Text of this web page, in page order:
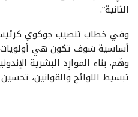
الثانية”.
أساسية سَوف تكون هي أولويات
وهُم، بناء الموارِد البشرية
تبسيط اللوائح والقوانين،